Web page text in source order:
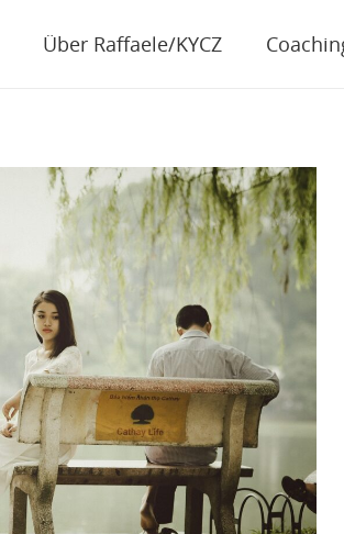
Über Raffaele/KYCZ